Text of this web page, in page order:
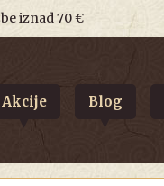
iznad 70 €
Akcije Blog